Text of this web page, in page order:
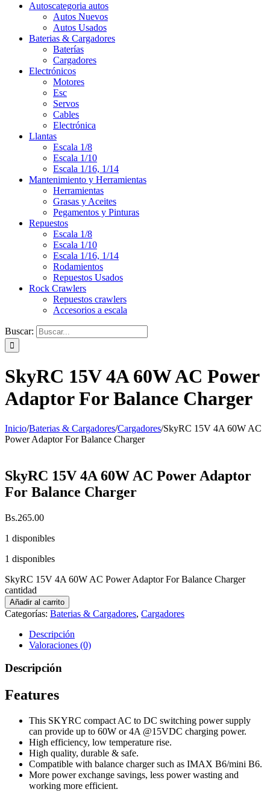
Autoscategoria autos
Autos Nuevos
Autos Usados
Baterias & Cargadores
Baterías
Cargadores
Electrónicos
Motores
Esc
Servos
Cables
Electrónica
Llantas
Escala 1/8
Escala 1/10
Escala 1/16, 1/14
Mantenimiento y Herramientas
Herramientas
Grasas y Aceites
Pegamentos y Pinturas
Repuestos
Escala 1/8
Escala 1/10
Escala 1/16, 1/14
Rodamientos
Repuestos Usados
Rock Crawlers
Repuestos crawlers
Accesorios a escala
Buscar:
SkyRC 15V 4A 60W AC Power
Adaptor For Balance Charger
Inicio/Baterias & Cargadores/Cargadores/SkyRC 15V 4A 60W AC
Power Adaptor For Balance Charger
SkyRC 15V 4A 60W AC Power Adaptor
For Balance Charger
Bs.265.00
1 disponibles
1 disponibles
SkyRC 15V 4A 60W AC Power Adaptor For Balance Charger
cantidad
Añadir al carrito
Categorías: Baterias & Cargadores, Cargadores
Descripción
Valoraciones (0)
Descripción
Features
This SKYRC compact AC to DC switching power supply
can provide up to 60W or 4A @15VDC charging power.
High efficiency, low temperature rise.
High quality, durable & safe.
Compatible with balance charger such as IMAX B6/mini B6.
More power exchange savings, less power wasting and
working more efficient.